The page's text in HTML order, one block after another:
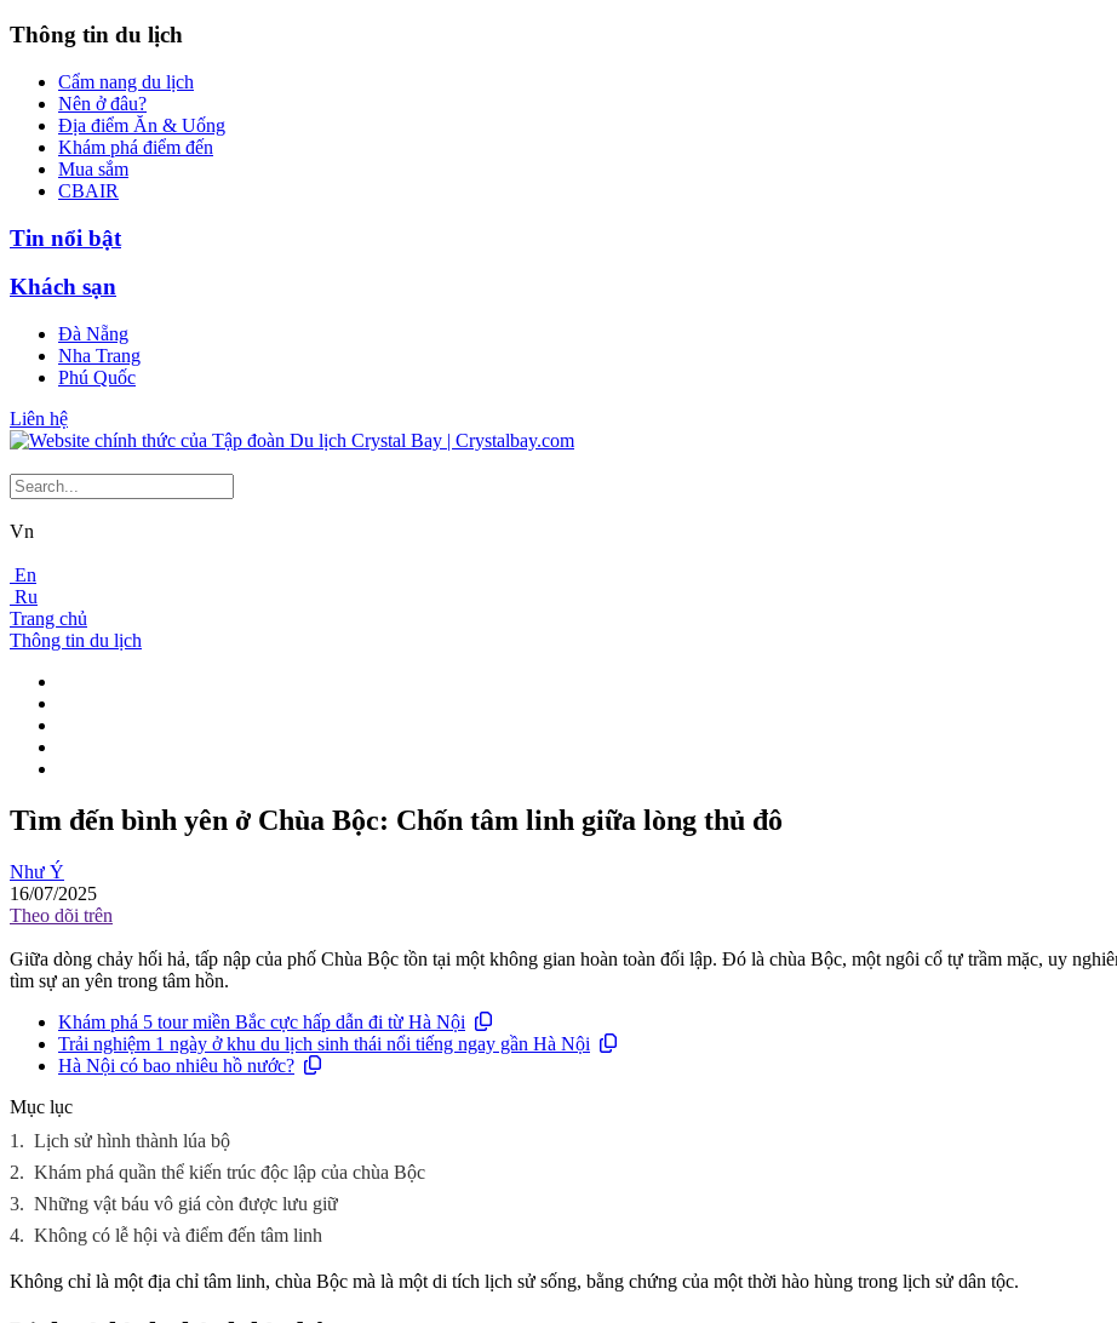
Thông tin du lịch
Cẩm nang du lịch
Nên ở đâu?
Địa điểm Ăn & Uống
Khám phá điểm đến
Mua sắm
CBAIR
Tin nổi bật
Khách sạn
Đà Nẵng
Nha Trang
Phú Quốc
Liên hệ
Vn
En
Ru
Trang chủ
Thông tin du lịch
Tìm đến bình yên ở Chùa Bộc: Chốn tâm linh giữa lòng thủ đô
Như Ý
16/07/2025
Theo dõi trên
Giữa dòng chảy hối hả, tấp nập của phố Chùa Bộc tồn tại một không gian hoàn toàn đối lập. Đó là chùa Bộc, một ngôi cổ tự trầm mặc, uy
tìm sự an yên trong tâm hồn.
Khám phá 5 tour miền Bắc cực hấp dẫn đi từ Hà Nội
Trải nghiệm 1 ngày ở khu du lịch sinh thái nổi tiếng ngay gần Hà Nội
Hà Nội có bao nhiêu hồ nước?
Mục lục
1. Lịch sử hình thành lúa bộ
2. Khám phá quần thể kiến trúc độc lập của chùa Bộc
3. Những vật báu vô giá còn được lưu giữ
4. Không có lễ hội và điểm đến tâm linh
Không chỉ là một địa chỉ tâm linh, chùa Bộc mà là một di tích lịch sử sống, bằng chứng của một thời hào hùng trong lịch sử dân tộc.